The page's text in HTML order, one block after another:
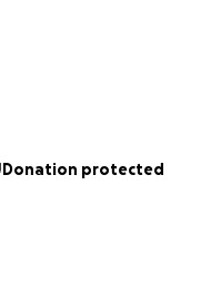
Donation protected